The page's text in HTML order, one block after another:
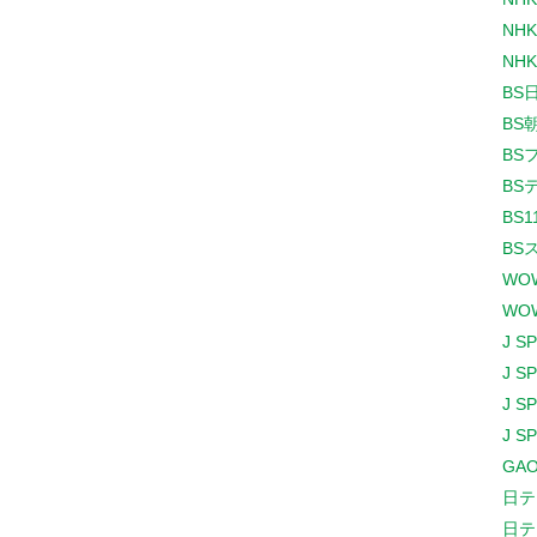
BS
BS
BS
BS
BS
J
J
J
J
日
日